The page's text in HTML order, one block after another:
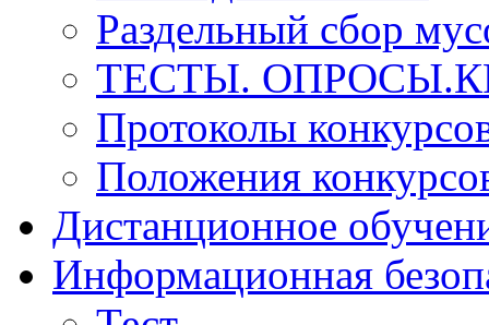
Раздельный сбор
ТЕСТЫ.
Протоколы
Положения
Дистанционное
Информационная